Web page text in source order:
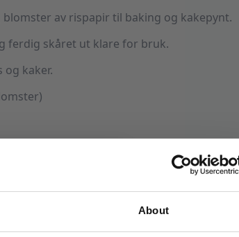
About
av rispapir til baking og kakepynt.
ferdig skåret ut klare for bruk.
og kaker.